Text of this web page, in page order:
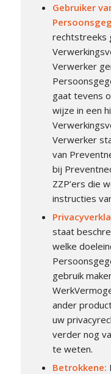
Gebruiker
rechtstreeks
Verwerker
gaat tevens
wijze in een
Verwerker
van
bij
ZZP’ers die
instructies
staat
welke
gebruik
ander
uw
verder nog
te weten.
Betrokkene: